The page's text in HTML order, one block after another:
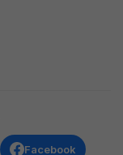
Facebook